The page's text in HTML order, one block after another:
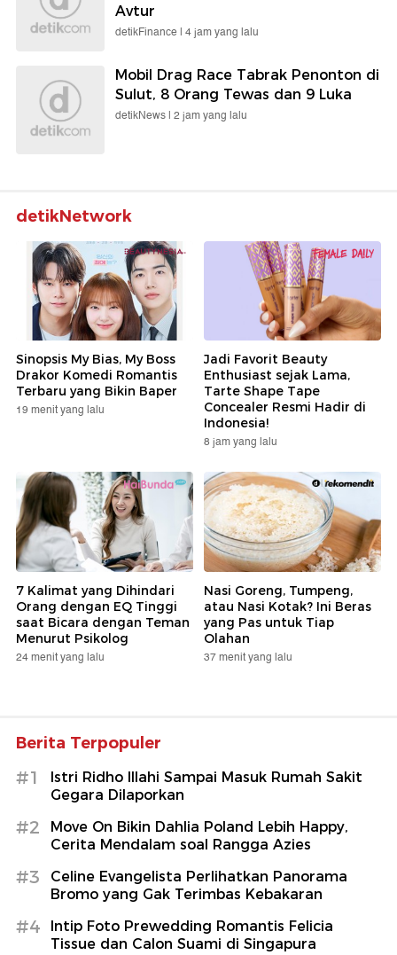
Avtur
detikFinance | 4 jam yang lalu
Mobil Drag Race Tabrak Penonton di
Sulut, 8 Orang Tewas dan 9 Luka
detikNews | 2 jam yang lalu
detikNetwork
Sinopsis My Bias, My Boss
Drakor Komedi Romantis
Terbaru yang Bikin Baper
19 menit yang lalu
Jadi Favorit Beauty
Enthusiast sejak Lama,
Tarte Shape Tape
Concealer Resmi Hadir di
Indonesia!
8 jam yang lalu
7 Kalimat yang Dihindari
Orang dengan EQ Tinggi
saat Bicara dengan Teman
Menurut Psikolog
24 menit yang lalu
Nasi Goreng, Tumpeng,
atau Nasi Kotak? Ini Beras
yang Pas untuk Tiap
Olahan
37 menit yang lalu
Berita Terpopuler
#1
Istri Ridho Illahi Sampai Masuk Rumah Sakit
Gegara Dilaporkan
#2
Move On Bikin Dahlia Poland Lebih Happy,
Cerita Mendalam soal Rangga Azies
#3
Celine Evangelista Perlihatkan Panorama
Bromo yang Gak Terimbas Kebakaran
#4
Intip Foto Prewedding Romantis Felicia
Tissue dan Calon Suami di Singapura